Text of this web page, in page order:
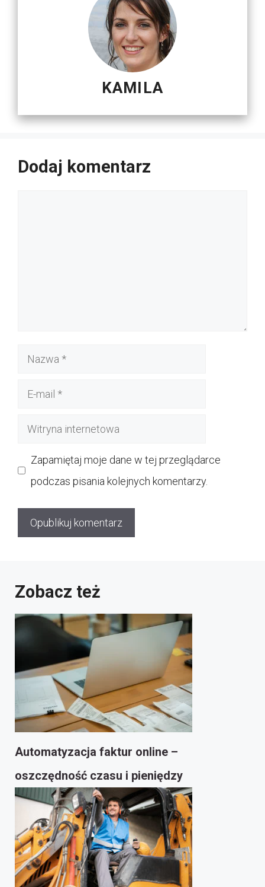
KAMILA
Dodaj komentarz
Nazwa
Witryna
Zapamiętaj moje dane w tej przeglądarce
podczas pisania kolejnych komentarzy.
Zobacz też
Automatyzacja faktur online –
oszczędność czasu i pieniędzy